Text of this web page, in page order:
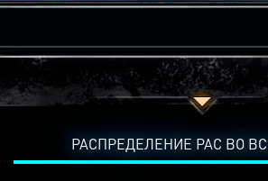
РАСПРЕДЕЛЕНИЕ РАС ВО